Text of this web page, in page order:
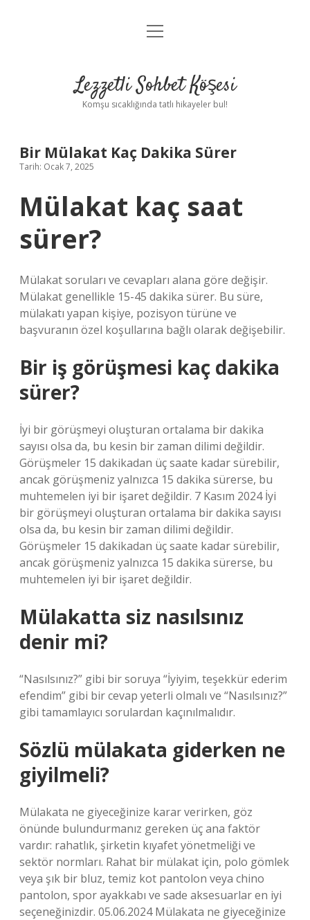
Anasayfa
Yasal Uyarı
menüyü
Lezzetli Sohbet Köşesi
Komşu sıcaklığında tatlı hikayeler bul!
Bir Mülakat Kaç Dakika Sürer
Tarih: Ocak 7, 2025
Mülakat kaç saat
sürer?
Mülakat soruları ve cevapları alana göre değişir.
Mülakat genellikle 15-45 dakika sürer. Bu süre,
mülakatı yapan kişiye, pozisyon türüne ve
başvuranın özel koşullarına bağlı olarak değişebilir.
Bir iş görüşmesi kaç dakika
sürer?
İyi bir görüşmeyi oluşturan ortalama bir dakika
sayısı olsa da, bu kesin bir zaman dilimi değildir.
Görüşmeler 15 dakikadan üç saate kadar sürebilir,
ancak görüşmeniz yalnızca 15 dakika sürerse, bu
muhtemelen iyi bir işaret değildir. 7 Kasım 2024 İyi
bir görüşmeyi oluşturan ortalama bir dakika sayısı
olsa da, bu kesin bir zaman dilimi değildir.
Görüşmeler 15 dakikadan üç saate kadar sürebilir,
ancak görüşmeniz yalnızca 15 dakika sürerse, bu
muhtemelen iyi bir işaret değildir.
Mülakatta siz nasılsınız
denir mi?
“Nasılsınız?” gibi bir soruya “İyiyim, teşekkür ederim
efendim” gibi bir cevap yeterli olmalı ve “Nasılsınız?”
gibi tamamlayıcı sorulardan kaçınılmalıdır.
Sözlü mülakata giderken ne
giyilmeli?
Mülakata ne giyeceğinize karar verirken, göz
önünde bulundurmanız gereken üç ana faktör
vardır: rahatlık, şirketin kıyafet yönetmeliği ve
sektör normları. Rahat bir mülakat için, polo gömlek
veya şık bir bluz, temiz kot pantolon veya chino
pantolon, spor ayakkabı ve sade aksesuarlar en iyi
seçeneğinizdir. 05.06.2024 Mülakata ne giyeceğinize